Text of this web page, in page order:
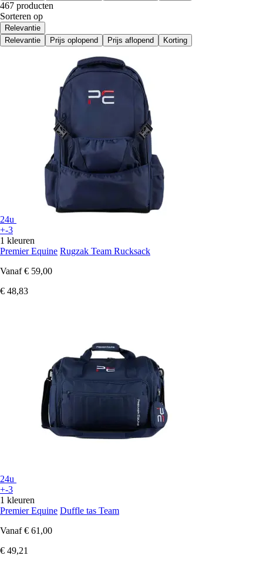
467 producten
Sorteren op
Relevantie
Relevantie
Prijs oplopend Prijs aflopend Korting
24u
+-3
1 kleuren
Premier Equine Rugzak Team Rucksack
Vanaf € 59,00
€ 48,83
24u
+-3
1 kleuren
Premier Equine Duffle tas Team
Vanaf € 61,00
€ 49,21